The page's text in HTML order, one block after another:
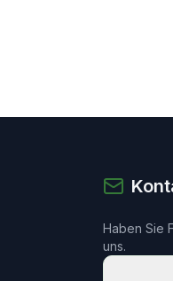
Haben Sie
uns.